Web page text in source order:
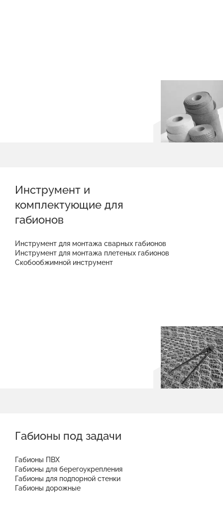
Инструмент и
комплектующие для
габионов
Инструмент для монтажа сварных габионов
Инструмент для монтажа плетеных габионов
Скобообжимной инструмент
Габионы под задачи
Габионы ПВХ
Габионы для берегоукрепления
Габионы для подпорной стенки
Габионы дорожные